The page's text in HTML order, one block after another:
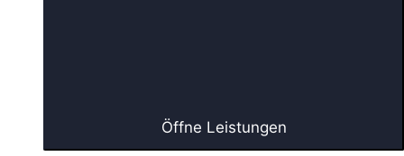
Öffne Leistungen